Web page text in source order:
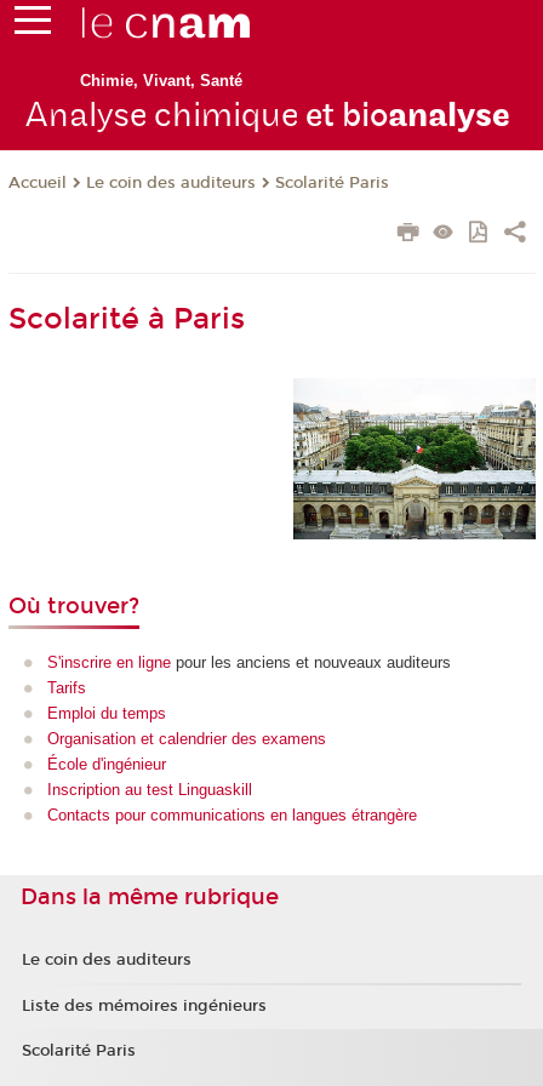
Chimie, Vivant, Santé
Analyse chimique et bioanalyse
Accueil Le coin des auditeurs Scolarité Paris
Scolarité à Paris
Où trouver?
S'inscrire en ligne pour les anciens et nouveaux auditeurs
Tarifs
Emploi du temps
Organisation et calendrier des examens
École d'ingénieur
Inscription au test Linguaskill
Contacts pour communications en langues étrangère
Dans la même rubrique
Le coin des auditeurs
Liste des mémoires ingénieurs
Scolarité Paris